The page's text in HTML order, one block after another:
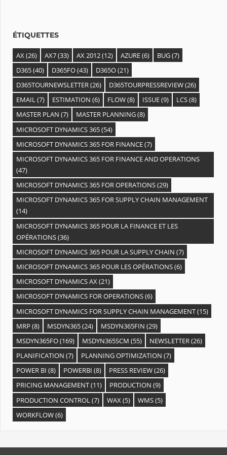
ÉTIQUETTES
AX(26) AX7(33) AX 2012(12) AZURE(6) BUG(7)
D365(40) D365FO(43) D365O(21)
D365TOURNEWSLETTER(26) D365TOURPRESSREVIEW(26)
EMAIL(7) ESTIMATION (6) FLOW(8) ISSUE(9) LCS(8)
MASTER PLAN (7) MASTER PLANNING(8)
MICROSOFT DYNAMICS 365(54)
MICROSOFT DYNAMICS 365 FOR FINANCE(7)
MICROSOFT DYNAMICS 365 FOR FINANCE AND OPERATIONS
(47)
MICROSOFT DYNAMICS 365 FOR OPERATIONS(29)
MICROSOFT DYNAMICS 365 FOR SUPPLY CHAIN MANAGEMENT
(14)
MICROSOFT DYNAMICS 365 POUR LA FINANCE ET LES
OPÉRATIONS(36)
MICROSOFT DYNAMICS 365 POUR LA SUPPLY CHAIN (7)
MICROSOFT DYNAMICS 365 POUR LES OPÉRATIONS(6)
MICROSOFT DYNAMICS AX(21)
MICROSOFT DYNAMICS FOR OPERATIONS(6)
MICROSOFT DYNAMICS FOR SUPPLY CHAIN MANAGEMENT(15)
MRP (8) MSDYN365(24) MSDYN365FIN (29)
MSDYN365FO(169) MSDYN365SCM (55) NEWSLETTER(26)
PLANIFICATION (7) PLANNING OPTIMIZATION (7)
POWER BI (8) POWERBI (8) PRESS REVIEW(26)
PRICING MANAGEMENT(11) PRODUCTION (9)
PRODUCTION CONTROL(7) WAX(5) WMS(5)
WORKFLOW(6)